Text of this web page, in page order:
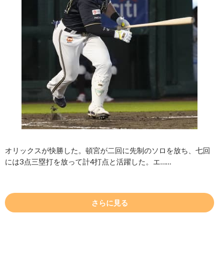
オリックスが快勝した。頓宮が二回に先制のソロを放ち、七回
には3点三塁打を放って計4打点と活躍した。エ……
さらに見る